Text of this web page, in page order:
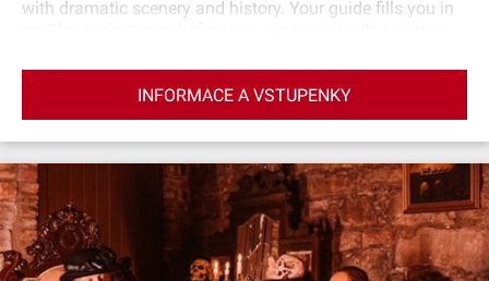
with dramatic scenery and history. Your guide fills you in
Augustus on the southern shores of Loch Ness. Take a
cruise on the loch (additional cost) in search of the
elusive monster or explore the village and wander along
its canal. Make a stop at the Commando Memorial, which
honors British war heroes and overlooks the Nevis range,
before heading back south through Cairngorms National
Park. There’s time for a final stop in the charming village
of Pitlochry before returning to Edinburgh with
spectacular views of the Forth Bridge to round off the
tour.
INFORMACE A VSTUPENKY